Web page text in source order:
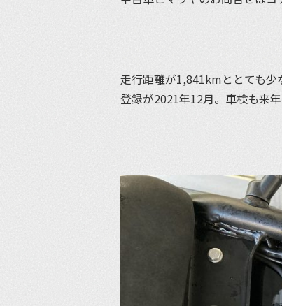
走行距離が1,841kmととても少
登録が2021年12月。車検も来